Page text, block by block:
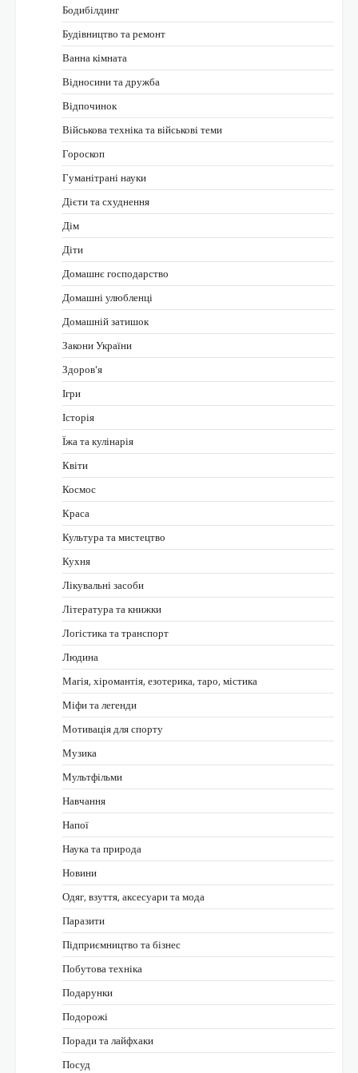
Бодибілдинг
Будівництво та ремонт
Ванна кімната
Відносини та дружба
Відпочинок
Військова техніка та військові теми
Гороскоп
Гуманітрані науки
Дієти та схуднення
Дім
Діти
Домашнє господарство
Домашні улюбленці
Домашній затишок
Закони України
Здоров'я
Ігри
Історія
Їжа та кулінарія
Квіти
Космос
Краса
Культура та мистецтво
Кухня
Лікувальні засоби
Література та книжки
Логістика та транспорт
Людина
Магія, хіромантія, езотерика, таро, містика
Міфи та легенди
Мотивація для спорту
Музика
Мультфільми
Навчання
Напої
Наука та природа
Новини
Одяг, взуття, аксесуари та мода
Паразити
Підприємництво та бізнес
Побутова техніка
Подарунки
Подорожі
Поради та лайфхаки
Посуд